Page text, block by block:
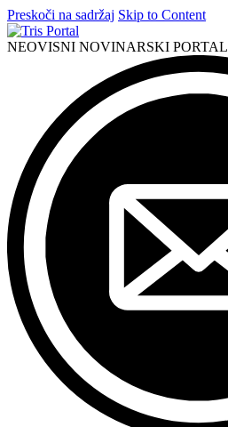
Preskoči na sadržaj Skip to Content
NEOVISNI NOVINARSKI PORTAL